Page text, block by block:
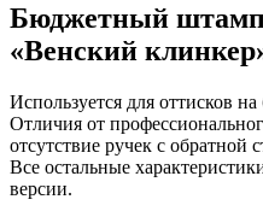
Бюджетный штамп
«Венский
Используется для оттисков
Отличия от
отсутствие ручек с обратной
Все остальные
версии.